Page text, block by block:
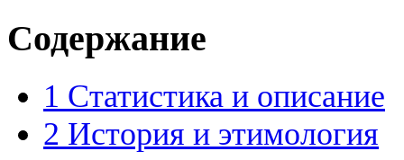
Содержание
1 Статистика и описание
2 История и этимология